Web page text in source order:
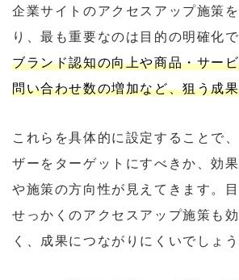
企業サイトのアクセスアップ施策
り、最も重要なのは目的の明確化
ブランド認知の向上や商品・サー
問い合わせ数の増加など、狙う成
これらを具体的に設定することで
ザーをターゲットにすべきか、効
や施策の方向性が見えてきます。目
せっかくのアクセスアップ施策も
く、成果につながりにくいでしょう